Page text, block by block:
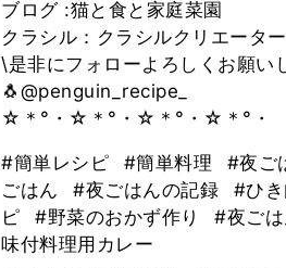
ブログ :猫と食と家庭菜園
クラシル：クラシルクリエータ
\是非にフォローよろしくお願い
🐧@penguin_recipe_
☆＊°・☆＊°・☆＊°・☆＊°・
#簡単レシピ #簡単料理 #夜ご
ごはん
#夜ごはんの記録 #ひ
ピ
#野菜のおかず作り #夜ご
味付料理用カレー